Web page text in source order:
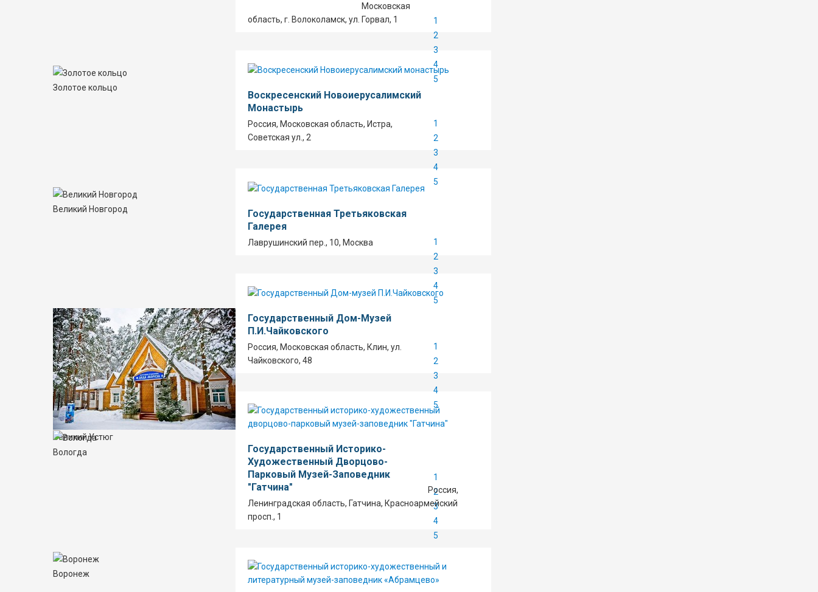
1
2
3
4
5
Московская
область, г. Волоколамск, ул. Горвал, 1
Воскресенский Новоиерусалимский
Монастырь
1
2
3
4
5
Россия, Московская область, Истра,
Советская ул., 2
Государственная Третьяковская
Галерея
1
2
3
4
5
Лаврушинский пер., 10, Москва
Государственный Дом-Музей
П.И.Чайковского
1
2
3
4
5
Россия, Московская область, Клин, ул.
Чайковского, 48
Государственный Историко-
Художественный Дворцово-
Парковый Музей-Заповедник
"Гатчина"
1
2
3
4
5
Россия,
Ленинградская область, Гатчина, Красноармейский
просп., 1
Золотое кольцо
Великий Новгород
Великий Устюг
Вологда
Воронеж